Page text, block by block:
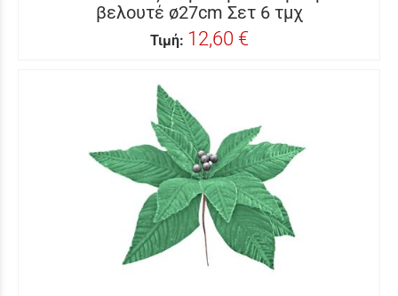
βελουτέ ø27cm Σετ 6 τμχ
Τιμή: 12,60 €